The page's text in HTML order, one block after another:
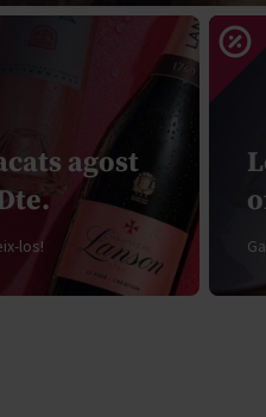
Pascal Jolivet
Vega Sicilia
agost
los!